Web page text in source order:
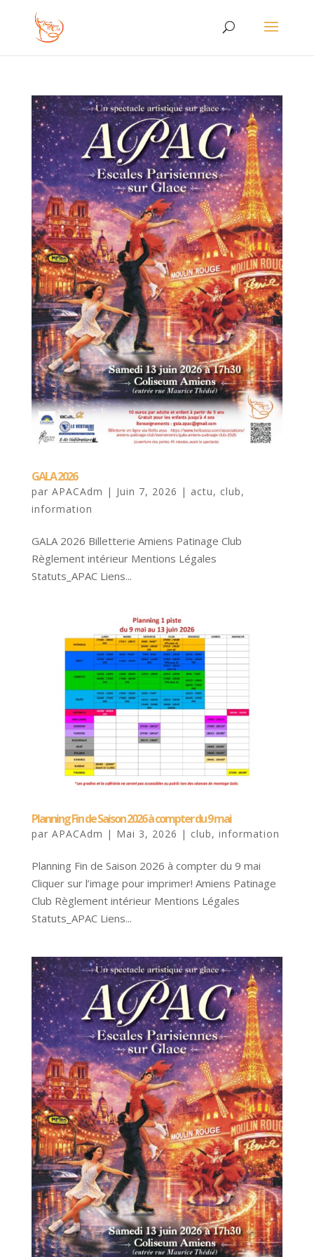
GALA 2026
par APACAdm | Juin 7, 2026 | actu, club,
information
GALA 2026 Billetterie Amiens Patinage Club
Règlement intérieur Mentions Légales
Statuts_APAC Liens...
Planning Fin de Saison 2026 à compter du 9 mai
par APACAdm | Mai 3, 2026 | club, information
Planning Fin de Saison 2026 à compter du 9 mai
Cliquer sur l’image pour imprimer! Amiens Patinage
Club Règlement intérieur Mentions Légales
Statuts_APAC Liens...